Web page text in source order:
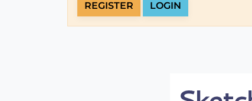
REGISTER LOGIN